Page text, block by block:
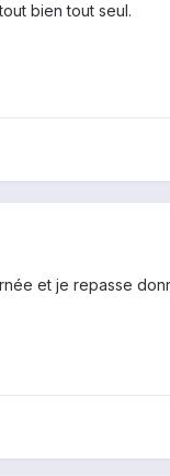
bien tout seul.
et je repasse